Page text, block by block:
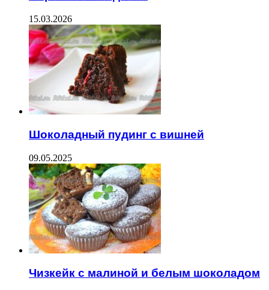
15.03.2026
Шоколадный пудинг с вишней
09.05.2025
Чизкейк с малиной и белым шоколадом